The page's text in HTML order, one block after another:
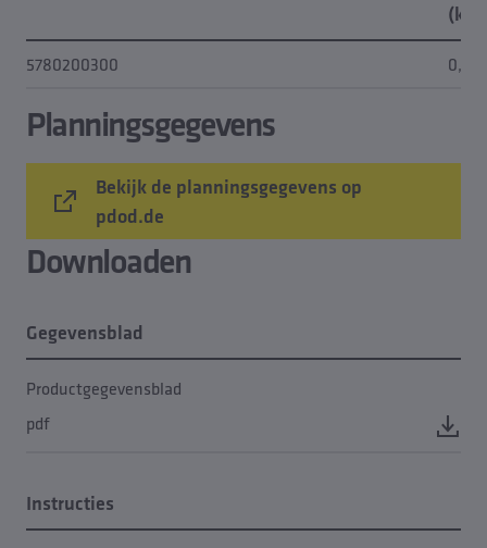
(kg)
5780200300 0,13
Planningsgegevens
Bekijk de planningsgegevens op
pdod.de
Downloaden
Gegevensblad
Productgegevensblad
pdf
Instructies